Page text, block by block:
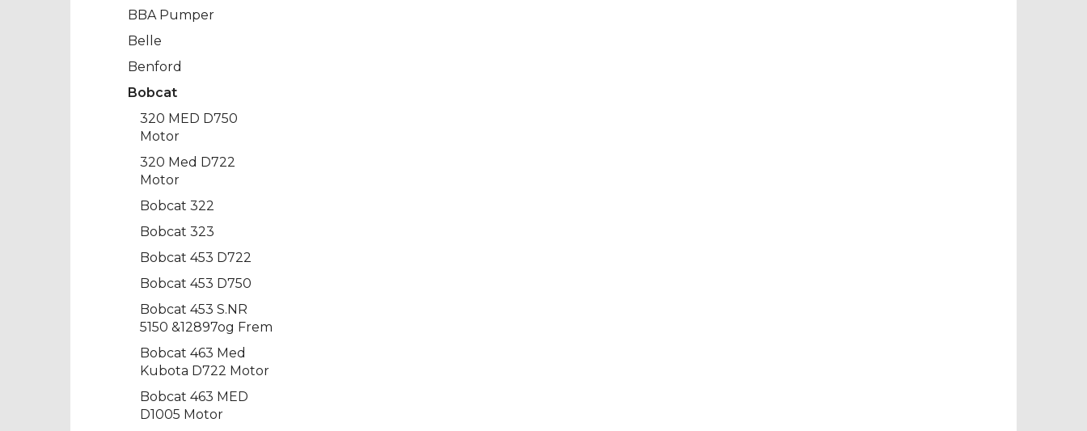
BBA Pumper
Belle
Benford
Bobcat
320 MED D750
Motor
320 Med D722
Motor
Bobcat 322
Bobcat 323
Bobcat 453 D722
Bobcat 453 D750
Bobcat 453 S.NR
5150 &12897og Frem
Bobcat 463 Med
Kubota D722 Motor
Bobcat 463 MED
D1005 Motor